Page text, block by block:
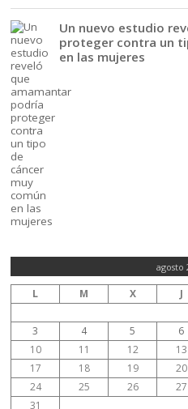
Un nuevo estudio
proteger contra un
en las mujeres
agosto
L M X J
3
4 5 6
10
11 12 13
17
18 19 20
24
25 26 27
31